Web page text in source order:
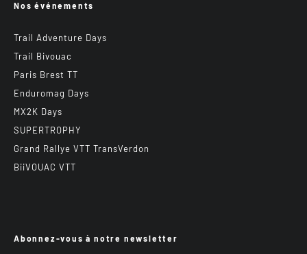
Nos événements
Trail Adventure Days
Trail Bivouac
Paris Brest TT
Enduromag Days
MX2K Days
SUPERTROPHY
Grand Rallye VTT TransVerdon
BiiVOUAC VTT
Abonnez-vous à notre newsletter